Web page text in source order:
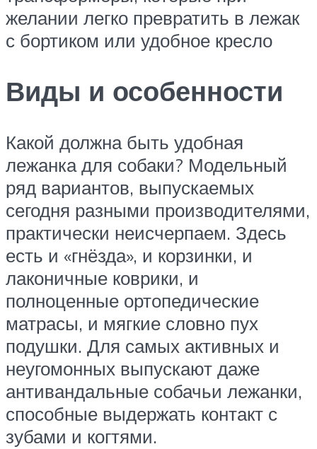
желании легко превратить в лежак
с бортиком или удобное кресло
Виды и особенности
Какой должна быть удобная
лежанка для собаки? Модельный
ряд вариантов, выпускаемых
сегодня разными производителями,
практически неисчерпаем. Здесь
есть и «гнёзда», и корзинки, и
лаконичные коврики, и
полноценные ортопедические
матрасы, и мягкие словно пух
подушки. Для самых активных и
неугомонных выпускают даже
антивандальные собачьи лежанки,
способные выдержать контакт с
зубами и когтями.